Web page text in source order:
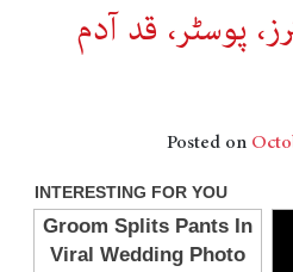
پوسٹر، قد آدم
Posted on